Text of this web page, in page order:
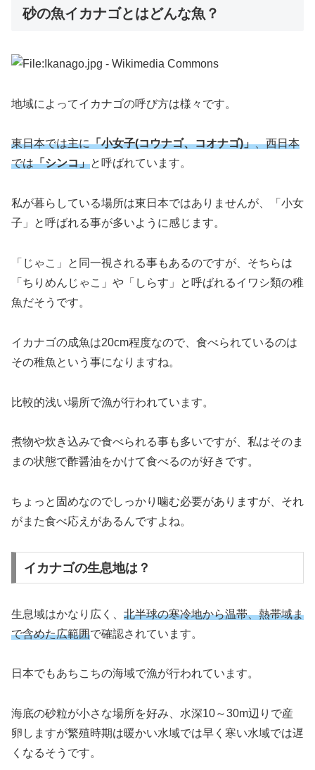
砂の魚イカナゴとはどんな魚？
地域によってイカナゴの呼び方は様々です。
東日本では主に「小女子(コウナゴ、コオナゴ)」、西日本
では「シンコ」と呼ばれています。
私が暮らしている場所は東日本ではありませんが、「小女
子」と呼ばれる事が多いように感じます。
「じゃこ」と同一視される事もあるのですが、そちらは
「ちりめんじゃこ」や「しらす」と呼ばれるイワシ類の稚
魚だそうです。
イカナゴの成魚は20cm程度なので、食べられているのは
その稚魚という事になりますね。
比較的浅い場所で漁が行われています。
煮物や炊き込みで食べられる事も多いですが、私はそのま
まの状態で酢醤油をかけて食べるのが好きです。
ちょっと固めなのでしっかり噛む必要がありますが、それ
がまた食べ応えがあるんですよね。
イカナゴの生息地は？
生息域はかなり広く、 北半球の寒冷地から温帯、熱帯域ま
で含めた広範囲で確認されています。
日本でもあちこちの海域で漁が行われています。
海底の砂粒が小さな場所を好み、水深10～30m辺りで産
卵しますが繁殖時期は暖かい水域では早く寒い水域では遅
くなるそうです。